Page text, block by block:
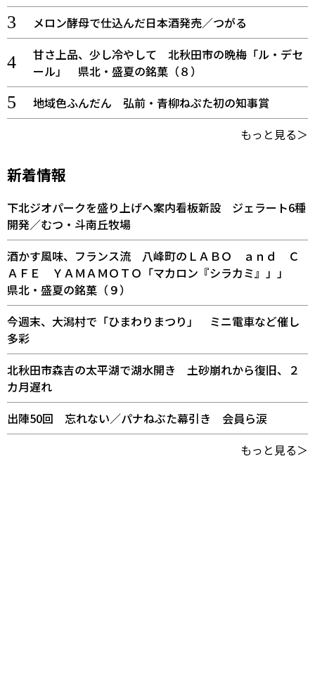
メロン酵母で仕込んだ日本酒発売／つがる
甘さ上品、少し冷やして 北秋田市の晩梅「ル・デセ
ール」 県北・盛夏の銘菓（８）
地域色ふんだん 弘前・青柳ねぷた初の知事賞
もっと見る＞
新着情報
下北ジオパークを盛り上げへ案内看板新設 ジェラート6種
開発／むつ・斗南丘牧場
酒かす風味、フランス流 八峰町のＬＡＢＯ ａｎｄ Ｃ
ＡＦＥ ＹＡＭＡＭＯＴＯ「マカロン『シラカミ』」」
県北・盛夏の銘菓（９）
今週末、大潟村で「ひまわりまつり」 ミニ電車など催し
多彩
北秋田市森吉の太平湖で湖水開き 土砂崩れから復旧、２
カ月遅れ
出陣50回 忘れない／パナねぶた幕引き 会員ら涙
もっと見る＞